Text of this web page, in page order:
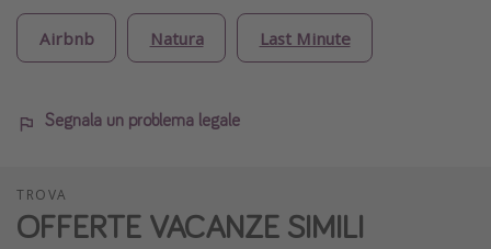
Airbnb Natura Last Minute
Segnala un problema legale
TROVA
OFFERTE VACANZE SIMILI